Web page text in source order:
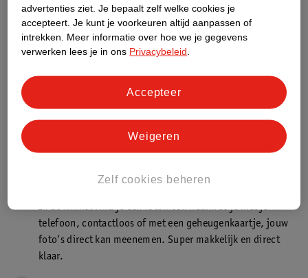
Ook in deze winkel
Kruidvat.nl ophaalpunt
Laat je bestelling snel en gemakkelijk bezorgen in de
Kruidvat is een gecertificeerd drogist. Dit betekent dat je
In de winkel vind je een fotokiosk waarmee je met je
telefoon, contactloos of met een geheugenkaartje, jouw
foto’s direct kan meenemen. Super makkelijk en direct
klaar.
advertenties ziet. Je bepaalt zelf welke cookies je
accepteert. Je kunt je voorkeuren altijd aanpassen of
intrekken.
Meer informatie over hoe we je gegevens
verwerken lees je in ons Privacybeleid
Zelf cookies beheren
Weigeren
Accepteer